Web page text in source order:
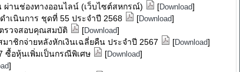
ผ่านช่องทางออนไลน์ (เว็บไซต์สหกรณ์)
[Download]
เนินการ ชุดที่ 55 ประจำปี 2568
[Download]
รวจสอบคุณสมบัติ
[Download]
าชิกจ่ายหลังหักเงินเฉลี่ยคืน ประจำปี 2567
[Download]
ซื้อหุ้นเพิ่มเป็นกรณีพิเศษ
[Download]
]